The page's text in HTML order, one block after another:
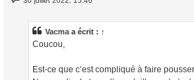
e
Vacma a écrit : ↑
Coucou,
Est-ce que c’est compliqué à faire